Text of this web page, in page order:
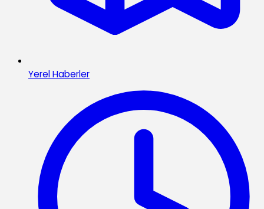
Yerel Haberler